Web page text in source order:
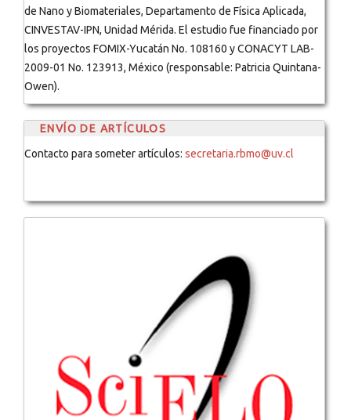
de Nano y Biomateriales, Departamento de Física Aplicada,
CINVESTAV-IPN, Unidad Mérida. El estudio fue financiado por
los proyectos FOMIX-Yucatán No. 108160 y CONACYT LAB-
2009-01 No. 123913, México (responsable: Patricia Quintana-
Owen).
ENVÍO DE ARTÍCULOS
Contacto para someter artículos: secretaria.rbmo@uv.cl